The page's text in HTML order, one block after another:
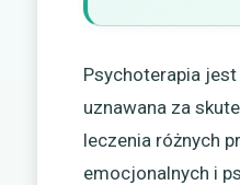
Psychoterapia
uznawana za
leczenia różnych
emocjonalnych i